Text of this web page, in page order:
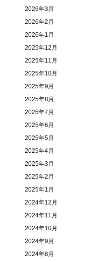
2026年3月
2026年2月
2026年1月
2025年12月
2025年11月
2025年10月
2025年9月
2025年8月
2025年7月
2025年6月
2025年5月
2025年4月
2025年3月
2025年2月
2025年1月
2024年12月
2024年11月
2024年10月
2024年9月
2024年8月